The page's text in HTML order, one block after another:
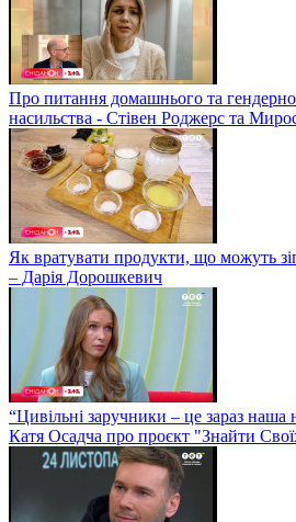
Про питання домашнього та
насильства - Стівен Роджерс та
Як вратувати продукти, що можуть
– Дарія Дорошкевич
“Цивільні заручники – це зараз наша
Катя Осадча про проєкт "Знайти